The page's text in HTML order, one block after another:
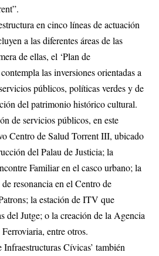
en cinco líneas de actuación
a las diferentes áreas de las
de ellas, el ‘Plan de
las inversiones orientadas a
públicos, políticas verdes y de
del patrimonio histórico cultural.
de servicios públicos, en este
Centro de Salud Torrent III, ubicado
del Palau de Justicia; la
Familiar en el casco urbano; la
resonancia en el Centro de
la estación de ITV que
del Jutge; o la creación de la Agencia
entre otros.
Infraestructuras Cívicas’ también